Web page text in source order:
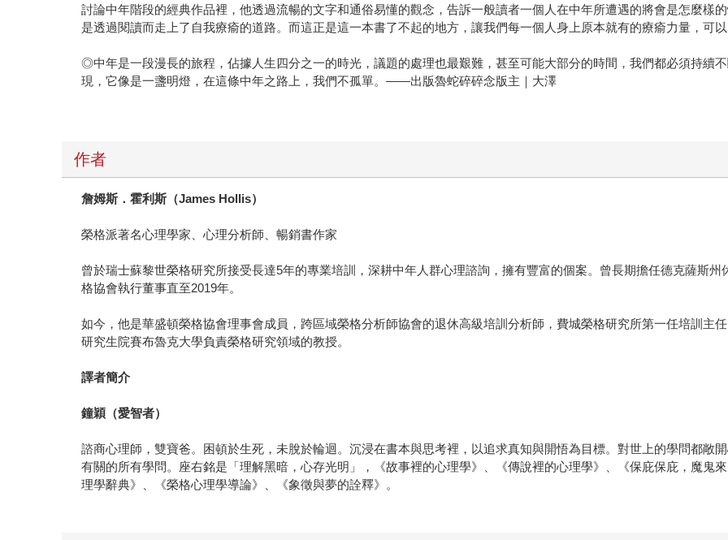
討論中年階段的經典作品裡，他透過流暢的文字和通俗易懂的觀念，告訴一般讀者一個人在中年所遭遇的將會是怎麼樣
是透過閱讀而走上了自我療瘉的道路。而這正是這一本書了不起的地方，讓我們每一個人身上原本就有的療瘉力量，
◎中年是一段漫長的旅程，佔據人生四分之一的時光，議題的處理也最艱難，甚至可能大部分的時間，我們都必須持續
現，它像是一盞明燈，在這條中年之路上，我們不孤單。——出版魯蛇碎碎念版主｜大澤
作者
詹姆斯．霍利斯（James Hollis）
榮格派著名心理學家、心理分析師、暢銷書作家
曾於瑞士蘇黎世榮格研究所接受長達5年的專業培訓，深耕中年人群心理諮詢，擁有豐富的個案。曾長期擔任德克薩斯
格協會執行董事直至2019年。
如今，他是華盛頓榮格協會理事會成員，跨區域榮格分析師協會的退休高級培訓分析師，費城榮格研究所第一任培訓主
研究生院賽布魯克大學負責榮格研究領域的教授。
譯者簡介
鐘穎（愛智者）
諮商心理師，雙寶爸。困頓於生死，未脫於輪迴。沉浸在書本與思考裡，以追求真知與開悟為目標。對世上的學問都敞
有關的所有學問。座右銘是「理解黑暗，心存光明」，《故事裡的心理學》、《傳說裡的心理學》、《保庇保庇，魔鬼
理學辭典》、《榮格心理學導論》、《象徵與夢的詮釋》。